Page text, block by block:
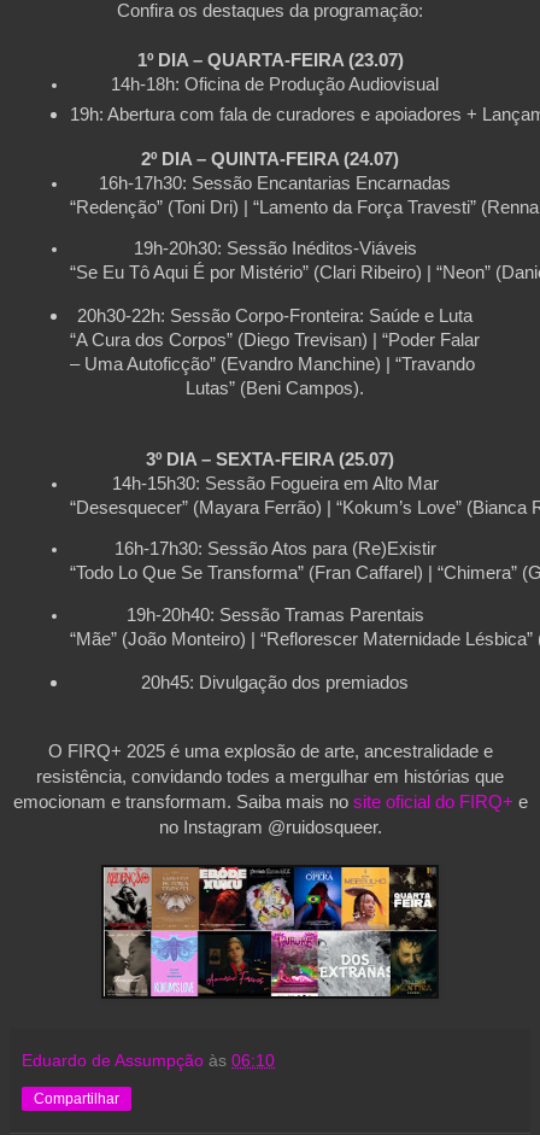
Confira os destaques da programação:
1º DIA – QUARTA-FEIRA (23.07)
14h-18h: Oficina de Produção Audiovisual
19h: Abertura com fala de curadores e apoiadores +
2º DIA – QUINTA-FEIRA (24.07)
16h-17h30: Sessão Encantarias Encarnadas
“Redenção” (Toni Dri) | “Lamento da Força Travesti”
19h-20h30: Sessão Inéditos-Viáveis
“Se Eu Tô Aqui É por Mistério” (Clari Ribeiro) | “Neon”
20h30-22h: Sessão Corpo-Fronteira: Saúde e Luta
“A Cura dos Corpos” (Diego Trevisan) | “Poder Falar
– Uma Autoficção” (Evandro Manchine) | “Travando
Lutas” (Beni Campos).
3º DIA – SEXTA-FEIRA (25.07)
14h-15h30: Sessão Fogueira em Alto Mar
“Desesquecer” (Mayara Ferrão) | “Kokum’s Love”
16h-17h30: Sessão Atos para (Re)Existir
“Todo Lo Que Se Transforma” (Fran Caffarel) | “Chimera”
19h-20h40: Sessão Tramas Parentais
“Mãe” (João Monteiro) | “Reflorescer Maternidade
20h45: Divulgação dos premiados
O FIRQ+ 2025 é uma explosão de arte, ancestralidade e
resistência, convidando todes a mergulhar em histórias que
emocionam e transformam. Saiba mais no site oficial do FIRQ+ e
no Instagram @ruidosqueer.
Eduardo de Assumpção às 06:10
Compartilhar